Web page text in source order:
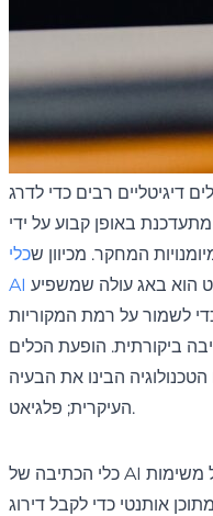
דיגיטליים רבים כדי לדרג
באופן קבוע על ידי
המחקר. מכיוון שכלי
AI
לשמור על רמת המקוריות
ביקורתית. הופעת הכלים
הבינו את הבעיה
העיקרית; פלגיאט.
כלי הכתיבה של AI גרמו לסטודנטים ולכותבים להיאבק על משימות
אותנטי כדי לקבל דירוג